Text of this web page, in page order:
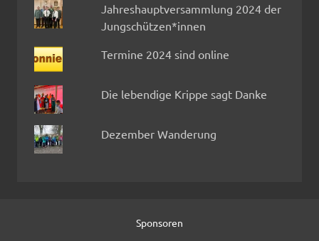
Jahreshauptversammlung 2024 der
Jungschützen*innen
Termine 2024 sind online
Die lebendige Krippe sagt Danke
Dezember Wanderung
Sponsoren